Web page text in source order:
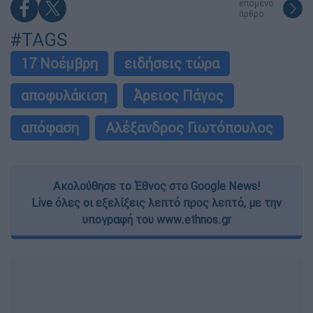
επόμενο
άρθρο
#TAGS
17 Νοέμβρη
ειδήσεις τώρα
αποφυλάκιση
Άρειος Πάγος
απόφαση
Αλέξανδρος Γιωτόπουλος
Ακολούθησε το Έθνος στο Google News!
Live όλες οι εξελίξεις λεπτό προς λεπτό, με την
υπογραφή του www.ethnos.gr